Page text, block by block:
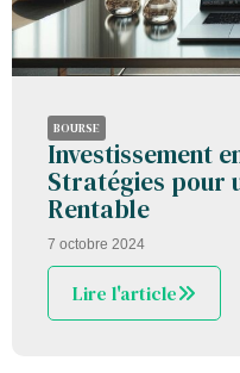
BOURSE
Investissement
Stratégies pour
Rentable
7 octobre 2024
Lire l'article